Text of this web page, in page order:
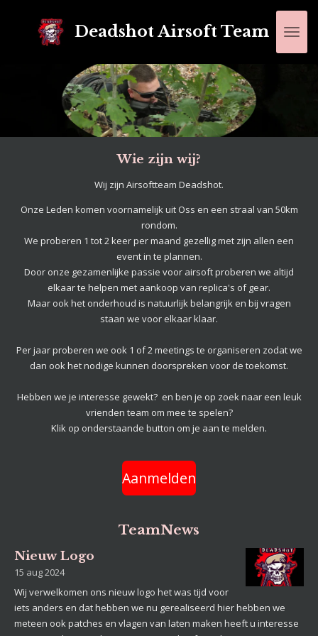
Deadshot Airsoft Team
Wie zijn wij?
Wij zijn Airsoftteam Deadshot.
Onze Leden komen voornamelijk uit Oss en een straal van 50km
rondom.
We proberen 1 tot 2 keer per maand gezellig met zijn allen een
event in te plannen.
Door onze gezamenlijke passie voor airsoft proberen we altijd
elkaar te helpen met aankoop van replica's of gear.
Maar ook het onderhoud is natuurlijk belangrijk en bij vragen
staan we voor elkaar klaar.
Per jaar proberen we ook 1 of 2 meetings te organiseren zodat we
dan ook het nodige kunnen doorspreken voor de toekomst.
Hebben we je interesse gewekt? en ben je op zoek naar een leuk
vrienden team om mee te spelen?
Klik op onderstaande button om je aan te melden.
Aanmelden
TeamNews
Nieuw Logo
15 aug 2024
Wij verwelkomen ons nieuw logo het was tijd voor
iets anders en dat hebben we nu gerealiseerd hier hebben we
meteen ook patches en vlagen van laten maken heeft u interesse